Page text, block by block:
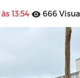
13:54 666